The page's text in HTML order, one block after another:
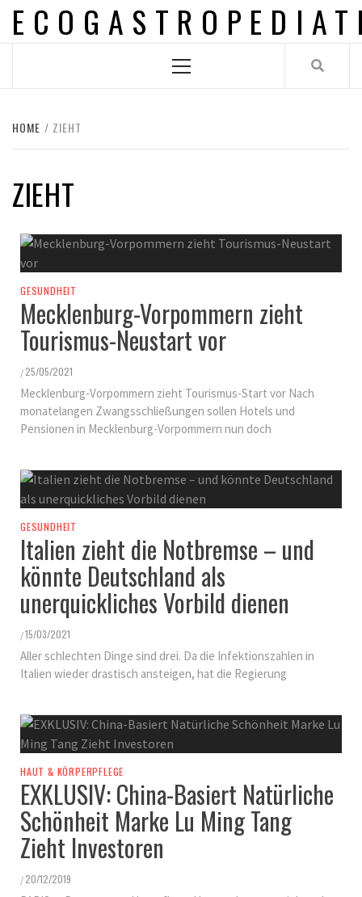
Skip
Menu
HOME ZIEHT
ZIEHT
GESUNDHEIT
Mecklenburg-Vorpommern zieht
Tourismus-Neustart vor
/ 25/05/2021
Mecklenburg-Vorpommern zieht Tourismus-Start vor Nach
monatelangen Zwangsschließungen sollen Hotels und
Pensionen in Mecklenburg-Vorpommern nun doch
GESUNDHEIT
Italien zieht die Notbremse – und
könnte Deutschland als
unerquickliches Vorbild dienen
/15/03/2021
Aller schlechten Dinge sind drei. Da die Infektionszahlen in
Italien wieder drastisch ansteigen, hat die Regierung
HAUT & KÖRPERPFLEGE
EXKLUSIV: China-Basiert Natürliche
Schönheit Marke Lu Ming Tang
Zieht Investoren
/ 20/12/2019